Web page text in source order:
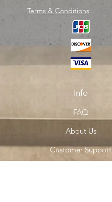
Terms & Conditions
Info
FAQ
About Us
Customer Support